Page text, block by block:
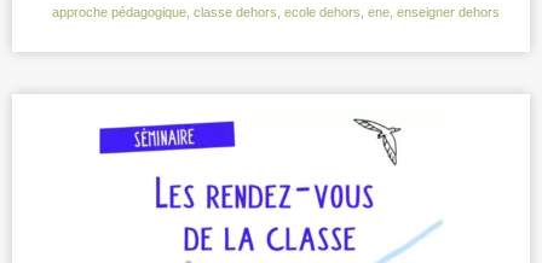
approche pédagogique classe dehors ecole dehors ene enseigner dehors